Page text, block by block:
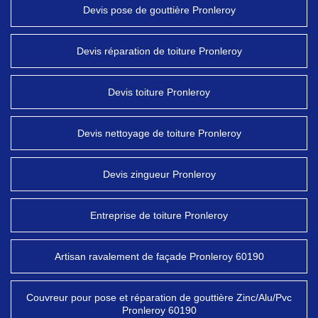
Devis pose de gouttière Pronleroy
Devis réparation de toiture Pronleroy
Devis toiture Pronleroy
Devis nettoyage de toiture Pronleroy
Devis zingueur Pronleroy
Entreprise de toiture Pronleroy
Artisan ravalement de façade Pronleroy 60190
Couvreur pour pose et réparation de gouttière Zinc/Alu/Pvc
Pronleroy 60190